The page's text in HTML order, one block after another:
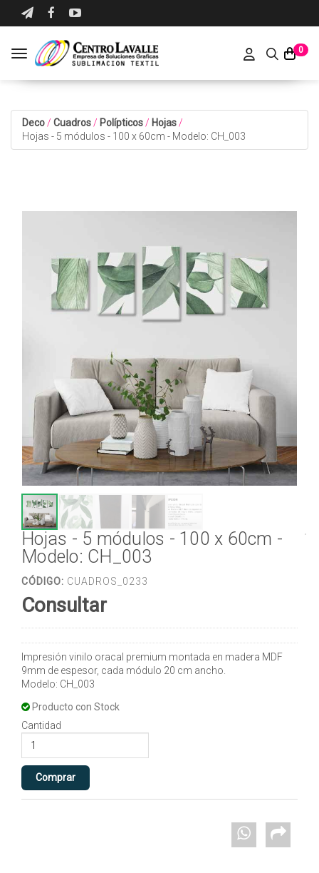
0
Toggle navigation
Deco / Cuadros / Polípticos / Hojas /
Hojas - 5 módulos - 100 x 60cm - Modelo: CH_003
Hojas - 5 módulos - 100 x 60cm -
Modelo: CH_003
CÓDIGO: CUADROS_0233
Consultar
Impresión vinilo oracal premium montada en madera MDF
9mm de espesor, cada módulo 20 cm ancho.
Modelo: CH_003
Producto con Stock
Cantidad